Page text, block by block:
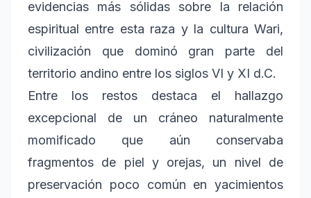
evidencias más sólidas sobre la relación
espiritual entre esta raza y la cultura Wari,
civilización que dominó gran parte del
territorio andino entre los siglos VI y XI d.C.
Entre los restos destaca el hallazgo
excepcional de un cráneo naturalmente
momificado que aún conservaba
fragmentos de piel y orejas, un nivel de
preservación poco común en yacimientos